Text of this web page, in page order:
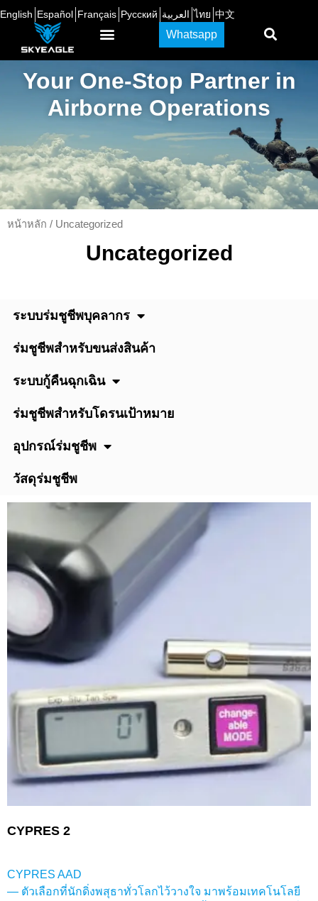
English Español Français Русский العربية ไทย 中文
Whatsapp
Your One-Stop Partner in
Airborne Operations
หน้าหลัก / Uncategorized
Uncategorized
ระบบร่มชูชีพบุคลากร
ร่มชูชีพสำหรับขนส่งสินค้า
ระบบกู้คืนฉุกเฉิน
ร่มชูชีพสำหรับโดรนเป้าหมาย
อุปกรณ์ร่มชูชีพ
วัสดุร่มชูชีพ
CYPRES 2
CYPRES AAD
— ตัวเลือกที่นักดิ่งพสุธาทั่วโลกไว้วางใจ มาพร้อมเทคโนโลยี